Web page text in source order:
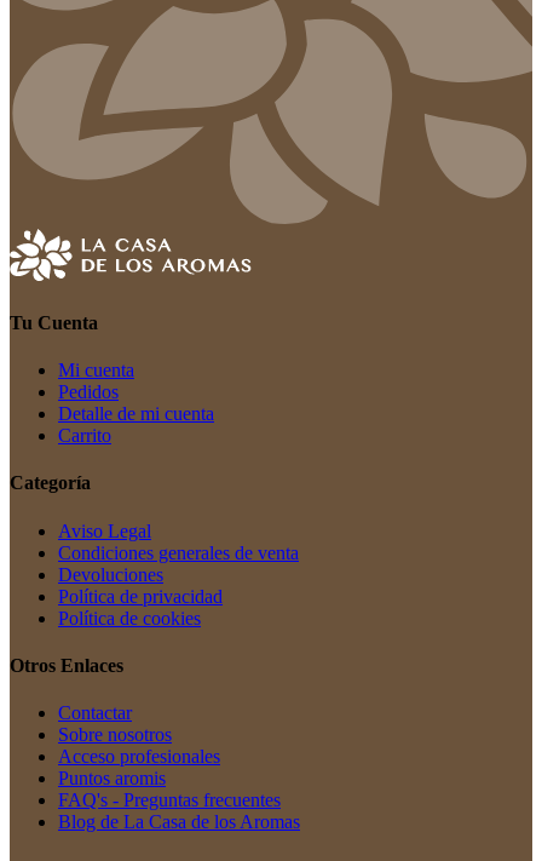
Tu Cuenta
Mi cuenta
Pedidos
Detalle de mi cuenta
Carrito
Categoría
Aviso Legal
Condiciones generales de venta
Devoluciones
Política de privacidad
Política de cookies
Otros Enlaces
Contactar
Sobre nosotros
Acceso profesionales
Puntos aromis
FAQ's - Preguntas frecuentes
Blog de La Casa de los Aromas